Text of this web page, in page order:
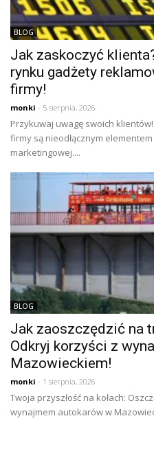
BLOG
Jak zaskoczyć
rynku gadżety
firmy!
monki - 5 sierpnia, 2026
Przykuwaj uwagę swoich
firmy są nieodłącznym
marketingowej....
BLOG
Jak zaoszczędzić na
Odkryj korzyści z
Mazowieckiem!
monki - 1 sierpnia, 2026
Twoja przyszłość na kołach:
wynajmem autokarów w